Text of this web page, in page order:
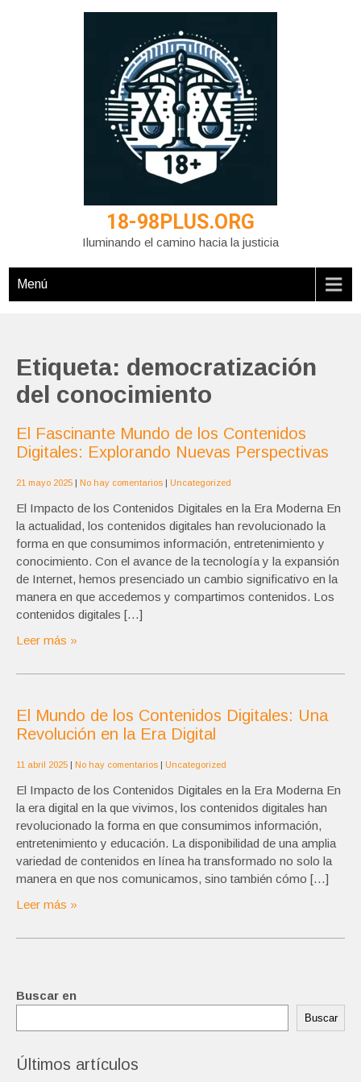
18-98PLUS.ORG
Iluminando el camino hacia la justicia
Menú
Etiqueta: democratización
del conocimiento
El Fascinante Mundo de los Contenidos
Digitales: Explorando Nuevas Perspectivas
21 mayo 2025 | No hay comentarios | Uncategorized
El Impacto de los Contenidos Digitales en la Era Moderna En
la actualidad, los contenidos digitales han revolucionado la
forma en que consumimos información, entretenimiento y
conocimiento. Con el avance de la tecnología y la expansión
de Internet, hemos presenciado un cambio significativo en la
manera en que accedemos y compartimos contenidos. Los
contenidos digitales […]
Leer más »
El Mundo de los Contenidos Digitales: Una
Revolución en la Era Digital
11 abril 2025 | No hay comentarios | Uncategorized
El Impacto de los Contenidos Digitales en la Era Moderna En
la era digital en la que vivimos, los contenidos digitales han
revolucionado la forma en que consumimos información,
entretenimiento y educación. La disponibilidad de una amplia
variedad de contenidos en línea ha transformado no solo la
manera en que nos comunicamos, sino también cómo […]
Leer más »
Buscar en
Buscar
Últimos artículos